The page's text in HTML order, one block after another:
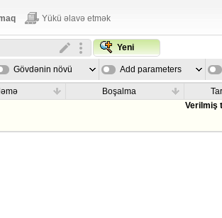
Yükü əlavə etmək
Yeni
Gövdənin növü Add parameters
Boşalma
Verilmiş